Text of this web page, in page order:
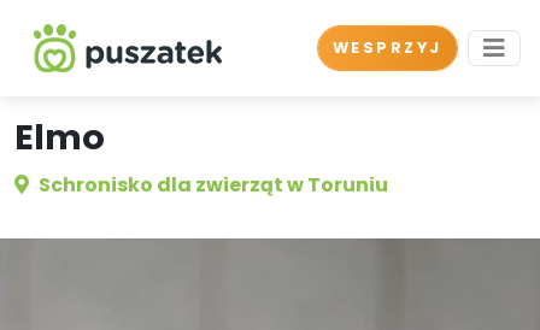
WESPRZYJ
Elmo
Schronisko dla zwierząt w Toruniu